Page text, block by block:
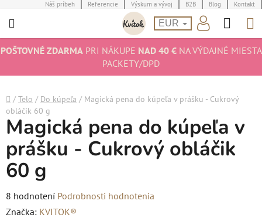
na
Náš príbeh Referencie Výskum a vývoj B2B Blog Kontakt
EUR
POŠTOVNÉ ZDARMAPRI NÁKUPE NAD 40 €NA VÝDAJNÉ MIESTA
PACKETY/DPD
Domov
/ Telo / Do kúpeľa / Magická pena do kúpeľa v prášku - Cukrový
obláčik 60 g
Magická pena do kúpeľa v
prášku - Cukrový obláčik
60 g
Priemerné
hodnotenie
8 hodnotení Podrobnosti hodnotenia
Značka: KVITOK®